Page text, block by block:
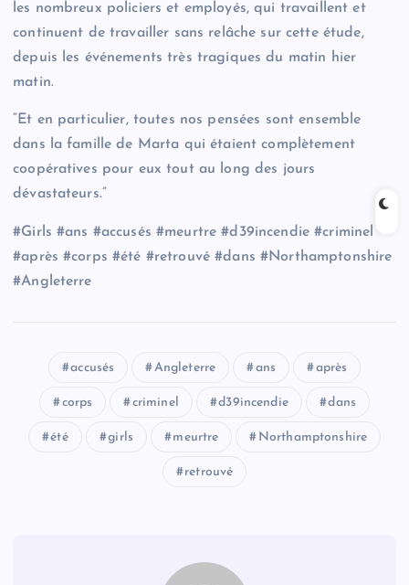
les nombreux policiers et employés, qui travaillent et
continuent de travailler sans relâche sur cette étude,
depuis les événements très tragiques du matin hier
matin.
“Et en particulier, toutes nos pensées sont ensemble
dans la famille de Marta qui étaient complètement
coopératives pour eux tout au long des jours
dévastateurs.”
#Girls #ans #accusés #meurtre #d39incendie #criminel
#après #corps #été #retrouvé #dans #Northamptonshire
#Angleterre
accusés Angleterre ans après
corps criminel d39incendie dans
été girls meurtre Northamptonshire
retrouvé